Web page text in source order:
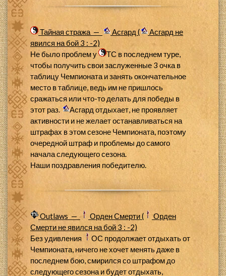
Тайная стража — Асгард (
Асгард не
явился на бой 3 : -2)
Не было проблем у
ТС в последнем туре,
чтобы получить свои заслуженные 3 очка в
таблицу Чемпионата и занять окончательное
место в таблице, ведь им не пришлось
сражаться или что-то делать для победы в
этот раз.
Асгард отдыхает, не проявляет
активности и не желает останавливаться на
штрафах в этом сезоне Чемпионата, поэтому
очередной штраф и проблемы до самого
начала следующего сезона.
Наши поздравления победителю.
Outlaws — Орден Смерти (
Орден
Смерти не явился на бой 3 : -2)
Без удивления
ОС продолжает отдыхать от
Чемпионата, ничего не хочет менять даже в
последнем бою, смирился со штрафом до
следующего сезона и будет отдыхать,